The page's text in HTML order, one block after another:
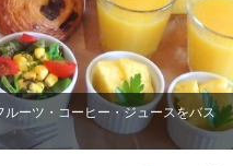
ーツ・コーヒー・ジュースをバス